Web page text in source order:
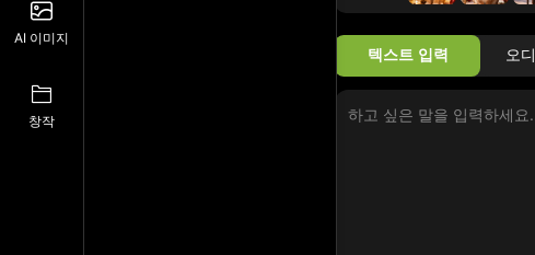
AI 이미지
창작
텍스트 입력 오